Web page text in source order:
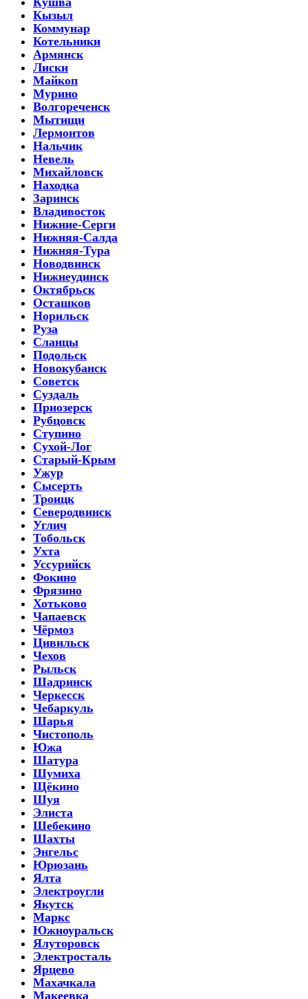
Кызыл
Коммунар
Котельники
Армянск
Лиски
Майкоп
Мурино
Волгореченск
Мытищи
Лермонтов
Нальчик
Невель
Михайловск
Находка
Заринск
Владивосток
Нижние-Серги
Нижняя-Салда
Нижняя-Тура
Новодвинск
Нижнеудинск
Октябрьск
Осташков
Норильск
Руза
Сланцы
Подольск
Новокубанск
Советск
Суздаль
Приозерск
Рубцовск
Ступино
Сухой-Лог
Старый-Крым
Ужур
Сысерть
Троицк
Северодвинск
Углич
Тобольск
Ухта
Уссурийск
Фокино
Фрязино
Хотьково
Чапаевск
Чёрмоз
Цивильск
Чехов
Рыльск
Шадринск
Черкесск
Чебаркуль
Шарья
Чистополь
Южа
Шатура
Шумиха
Щёкино
Шуя
Элиста
Шебекино
Шахты
Энгельс
Юрюзань
Ялта
Электроугли
Якутск
Маркс
Южноуральск
Ялуторовск
Электросталь
Ярцево
Махачкала
Макеевка